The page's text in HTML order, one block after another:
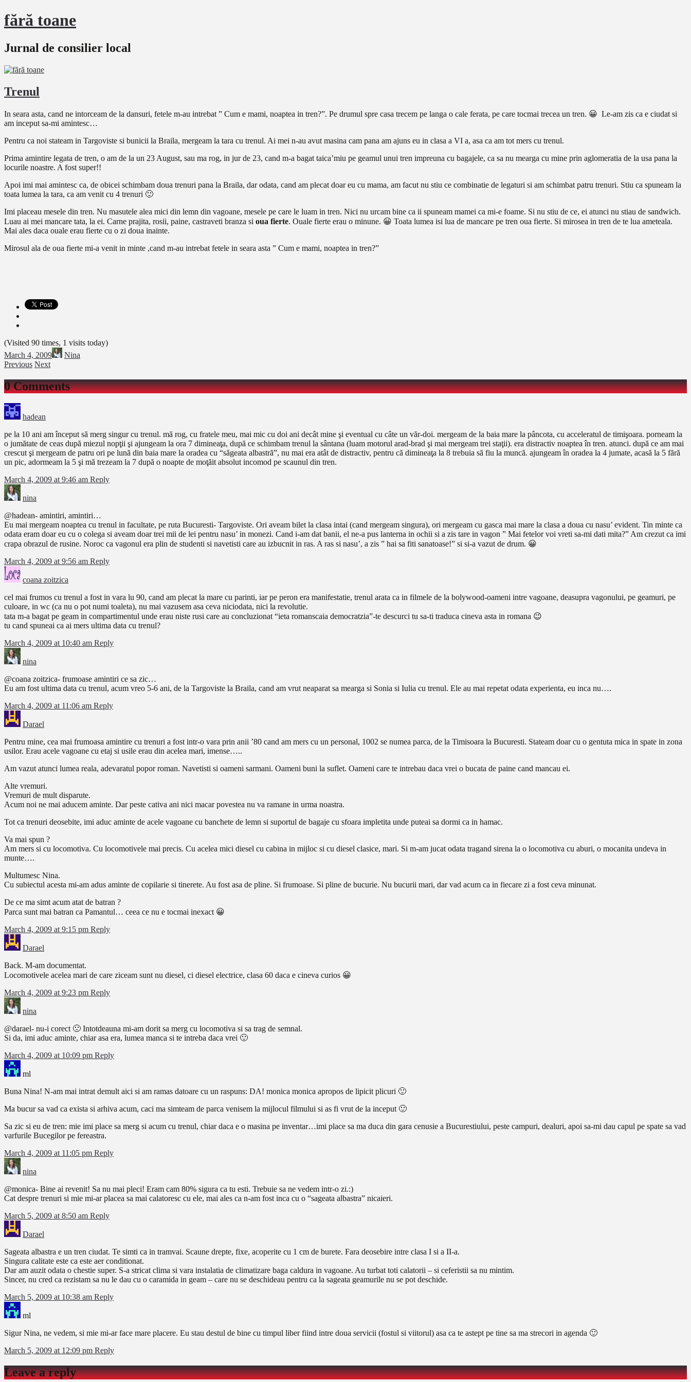
fără toane
Jurnal de consilier local
Trenul
In seara asta, cand ne intorceam de la dansuri, fetele m-au intrebat ” Cum e mami, noaptea in tren?”. Pe drumul spre casa trecem pe langa o cale ferata, pe care tocmai trecea un tren. 😀 Le-am zis ca e ciudat si
am inceput sa-mi amintesc…
Pentru ca noi stateam in Targoviste si bunicii la Braila, mergeam la tara cu trenul. Ai mei n-au avut masina cam pana am ajuns eu in clasa a VI a, asa ca am tot mers cu trenul.
Prima amintire legata de tren, o am de la un 23 August, sau ma rog, in jur de 23, cand m-a bagat taica’miu pe geamul unui tren impreuna cu bagajele, ca sa nu mearga cu mine prin aglomeratia de la usa pana la
locurile noastre. A fost super!!
Apoi imi mai amintesc ca, de obicei schimbam doua trenuri pana la Braila, dar odata, cand am plecat doar eu cu mama, am facut nu stiu ce combinatie de legaturi si am schimbat patru trenuri. Stiu ca spuneam la
toata lumea la tara, ca am venit cu 4 trenuri 🙂
Imi placeau mesele din tren. Nu masutele alea mici din lemn din vagoane, mesele pe care le luam in tren. Nici nu urcam bine ca ii spuneam mamei ca mi-e foame. Si nu stiu de ce, ei atunci nu stiau de sandwich.
Luau ai mei mancare tata, la ei. Carne prajita, rosii, paine, castraveti branza si oua fierte. Ouale fierte erau o minune. 😀 Toata lumea isi lua de mancare pe tren oua fierte. Si mirosea in tren de te lua ameteala.
Mai ales daca ouale erau fierte cu o zi doua inainte.
Mirosul ala de oua fierte mi-a venit in minte ,cand m-au intrebat fetele in seara asta ” Cum e mami, noaptea in tren?”
(Visited 90 times, 1 visits today)
March 4, 2009
Nina
Previous Next
0 Comments
hadean
pe la 10 ani am început să merg singur cu trenul. mă rog, cu fratele meu, mai mic cu doi ani decât mine şi eventual cu câte un văr-doi. mergeam de la baia mare la pâncota, cu acceleratul de timişoara. porneam la
o jumătate de ceas după miezul nopţii şi ajungeam la ora 7 dimineaţa, după ce schimbam trenul la sântana (luam motorul arad-brad şi mai mergeam trei staţii). era distractiv noaptea în tren. atunci. după ce am mai
crescut şi mergeam de patru ori pe lună din baia mare la oradea cu “săgeata albastră”, nu mai era atât de distractiv, pentru că dimineaţa la 8 trebuia să fiu la muncă. ajungeam în oradea la 4 jumate, acasă la 5 fără
un pic, adormeam la 5 şi mă trezeam la 7 după o noapte de moţăit absolut incomod pe scaunul din tren.
March 4, 2009 at 9:46 am Reply
nina
@hadean- amintiri, amintiri…
Eu mai mergeam noaptea cu trenul in facultate, pe ruta Bucuresti- Targoviste. Ori aveam bilet la clasa intai (cand mergeam singura), ori mergeam cu gasca mai mare la clasa a doua cu nasu’ evident. Tin minte ca
odata eram doar eu cu o colega si aveam doar trei mii de lei pentru nasu’ in monezi. Cand i-am dat banii, el ne-a pus lanterna in ochii si a zis tare in vagon ” Mai fetelor voi vreti sa-mi dati mita?” Am crezut ca imi
crapa obrazul de rusine. Noroc ca vagonul era plin de studenti si navetisti care au izbucnit in ras. A ras si nasu’, a zis ” hai sa fiti sanatoase!” si si-a vazut de drum. 😀
March 4, 2009 at 9:56 am Reply
coana zoitzica
cel mai frumos cu trenul a fost in vara lu 90, cand am plecat la mare cu parinti, iar pe peron era manifestatie, trenul arata ca in filmele de la bolywood-oameni intre vagoane, deasupra vagonului, pe geamuri, pe
culoare, in wc (ca nu o pot numi toaleta), nu mai vazusem asa ceva niciodata, nici la revolutie.
tata m-a bagat pe geam in compartimentul unde erau niste rusi care au concluzionat “ieta romanscaia democratzia”-te descurci tu sa-ti traduca cineva asta in romana 😉
tu cand spuneai ca ai mers ultima data cu trenul?
March 4, 2009 at 10:40 am Reply
nina
@coana zoitzica- frumoase amintiri ce sa zic…
Eu am fost ultima data cu trenul, acum vreo 5-6 ani, de la Targoviste la Braila, cand am vrut neaparat sa mearga si Sonia si Iulia cu trenul. Ele au mai repetat odata experienta, eu inca nu….
March 4, 2009 at 11:06 am Reply
Darael
Pentru mine, cea mai frumoasa amintire cu trenuri a fost intr-o vara prin anii ’80 cand am mers cu un personal, 1002 se numea parca, de la Timisoara la Bucuresti. Stateam doar cu o gentuta mica in spate in zona
usilor. Erau acele vagoane cu etaj si usile erau din acelea mari, imense…..
Am vazut atunci lumea reala, adevaratul popor roman. Navetisti si oameni sarmani. Oameni buni la suflet. Oameni care te intrebau daca vrei o bucata de paine cand mancau ei.
Alte vremuri.
Vremuri de mult disparute.
Acum noi ne mai aducem aminte. Dar peste cativa ani nici macar povestea nu va ramane in urma noastra.
Tot ca trenuri deosebite, imi aduc aminte de acele vagoane cu banchete de lemn si suportul de bagaje cu sfoara impletita unde puteai sa dormi ca in hamac.
Va mai spun ?
Am mers si cu locomotiva. Cu locomotivele mai precis. Cu acelea mici diesel cu cabina in mijloc si cu diesel clasice, mari. Si m-am jucat odata tragand sirena la o locomotiva cu aburi, o mocanita undeva in
munte….
Multumesc Nina.
Cu subiectul acesta mi-am adus aminte de copilarie si tinerete. Au fost asa de pline. Si frumoase. Si pline de bucurie. Nu bucurii mari, dar vad acum ca in fiecare zi a fost ceva minunat.
De ce ma simt acum atat de batran ?
Parca sunt mai batran ca Pamantul… ceea ce nu e tocmai inexact 😀
March 4, 2009 at 9:15 pm Reply
Darael
Back. M-am documentat.
Locomotivele acelea mari de care ziceam sunt nu diesel, ci diesel electrice, clasa 60 daca e cineva curios 😀
March 4, 2009 at 9:23 pm Reply
nina
@darael- nu-i corect 🙁 Intotdeauna mi-am dorit sa merg cu locomotiva si sa trag de semnal.
Si da, imi aduc aminte, chiar asa era, lumea manca si te intreba daca vrei 🙂
March 4, 2009 at 10:09 pm Reply
ml
Buna Nina! N-am mai intrat demult aici si am ramas datoare cu un raspuns: DA! monica monica apropos de lipicit plicuri 🙂
Ma bucur sa vad ca exista si arhiva acum, caci ma simteam de parca venisem la mijlocul filmului si as fi vrut de la inceput 🙂
Sa zic si eu de tren: mie imi place sa merg si acum cu trenul, chiar daca e o masina pe inventar…imi place sa ma duca din gara cenusie a Bucurestiului, peste campuri, dealuri, apoi sa-mi dau capul pe spate sa vad
varfurile Bucegilor pe fereastra.
March 4, 2009 at 11:05 pm Reply
nina
@monica- Bine ai revenit! Sa nu mai pleci! Eram cam 80% sigura ca tu esti. Trebuie sa ne vedem intr-o zi.:)
Cat despre trenuri si mie mi-ar placea sa mai calatoresc cu ele, mai ales ca n-am fost inca cu o “sageata albastra” nicaieri.
March 5, 2009 at 8:50 am Reply
Darael
Sageata albastra e un tren ciudat. Te simti ca in tramvai. Scaune drepte, fixe, acoperite cu 1 cm de burete. Fara deosebire intre clasa I si a II-a.
Singura calitate este ca este aer conditionat.
Dar am auzit odata o chestie super. S-a stricat clima si vara instalatia de climatizare baga caldura in vagoane. Au turbat toti calatorii – si ceferistii sa nu mintim.
Sincer, nu cred ca rezistam sa nu le dau cu o caramida in geam – care nu se deschideau pentru ca la sageata geamurile nu se pot deschide.
March 5, 2009 at 10:38 am Reply
ml
Sigur Nina, ne vedem, si mie mi-ar face mare placere. Eu stau destul de bine cu timpul liber fiind intre doua servicii (fostul si viitorul) asa ca te astept pe tine sa ma strecori in agenda 🙂
March 5, 2009 at 12:09 pm Reply
Leave a reply